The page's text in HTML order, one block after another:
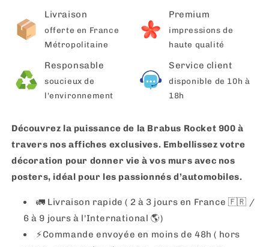
Livraison
offerte en France
Métropolitaine
Premium
impressions de
haute qualité
Responsable
soucieux de
l'environnement
Service client
disponible de 10h à
18h
Découvrez la puissance de la Brabus Rocket 900 à
travers nos affiches exclusives. Embellissez votre
décoration pour donner vie à vos murs avec nos
posters, idéal pour les passionnés d’automobiles.
🚛 Livraison rapide ( 2 à 3 jours en France 🇫🇷 /
6 à 9 jours à l'International 🌎)
⚡️Commande envoyée en moins de 48h ( hors